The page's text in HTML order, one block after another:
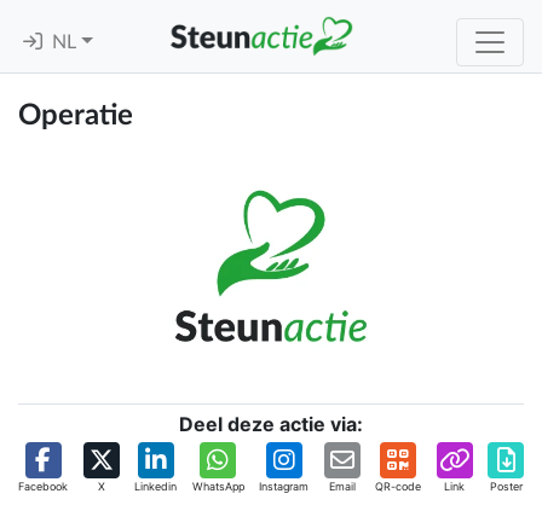
NL
Operatie
Deel deze actie via:
Facebook X Linkedin WhatsApp Instagram Email QR-code Link Poster